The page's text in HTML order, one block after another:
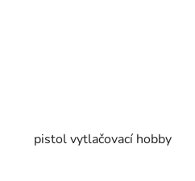
pistol vytlačovací hobby